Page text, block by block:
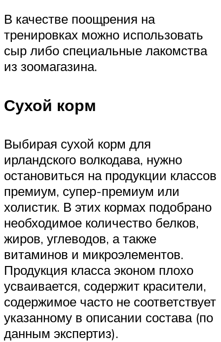
В качестве поощрения на
тренировках можно использовать
сыр либо специальные лакомства
из зоомагазина.
Сухой корм
Выбирая сухой корм для
ирландского волкодава, нужно
остановиться на продукции классов
премиум, супер-премиум или
холистик. В этих кормах подобрано
необходимое количество белков,
жиров, углеводов, а также
витаминов и микроэлементов.
Продукция класса эконом плохо
усваивается, содержит красители,
содержимое часто не соответствует
указанному в описании состава (по
данным экспертиз).